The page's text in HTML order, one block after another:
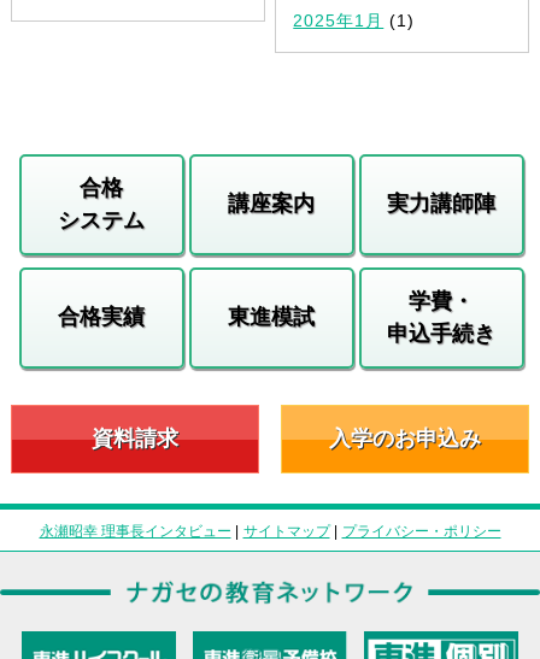
2025年1月 (1)
合格
システム
講座案内 実力講師陣
合格実績 東進模試
学費・
申込手続き
資料請求 入学のお申込み
永瀬昭幸 理事長インタビュー | サイトマップ| プライバシー・ポリシー